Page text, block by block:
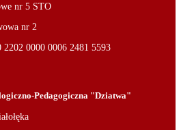
nr 5 STO
nr 2
0000 0006 2481 5593
Pedagogiczna "Dziatwa"